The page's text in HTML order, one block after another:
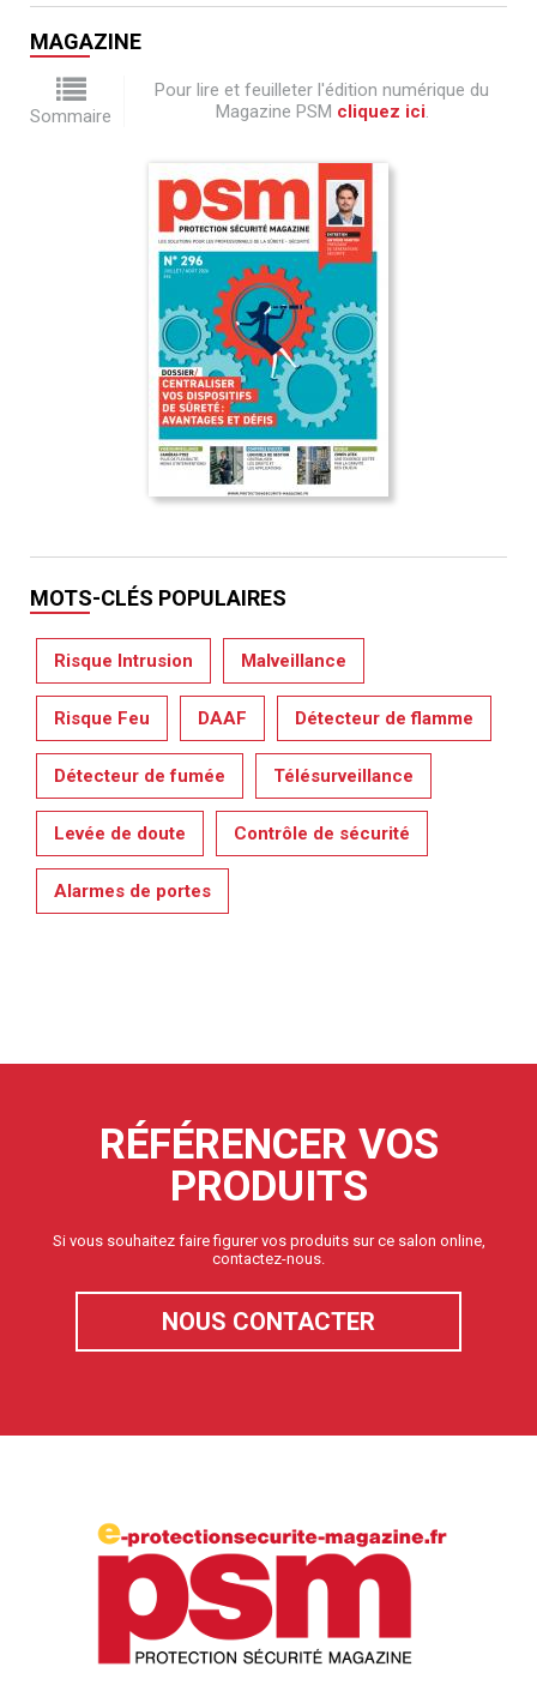
MAGAZINE
Sommaire
Pour lire et feuilleter l'édition numérique du
Magazine PSM cliquez ici.
MOTS-CLÉS POPULAIRES
Risque Intrusion Malveillance
Risque Feu DAAF Détecteur de flamme
Détecteur de fumée Télésurveillance
Levée de doute Contrôle de sécurité
Alarmes de portes
RÉFÉRENCER VOS
PRODUITS
Si vous souhaitez faire figurer vos produits sur ce salon online,
contactez-nous.
NOUS CONTACTER